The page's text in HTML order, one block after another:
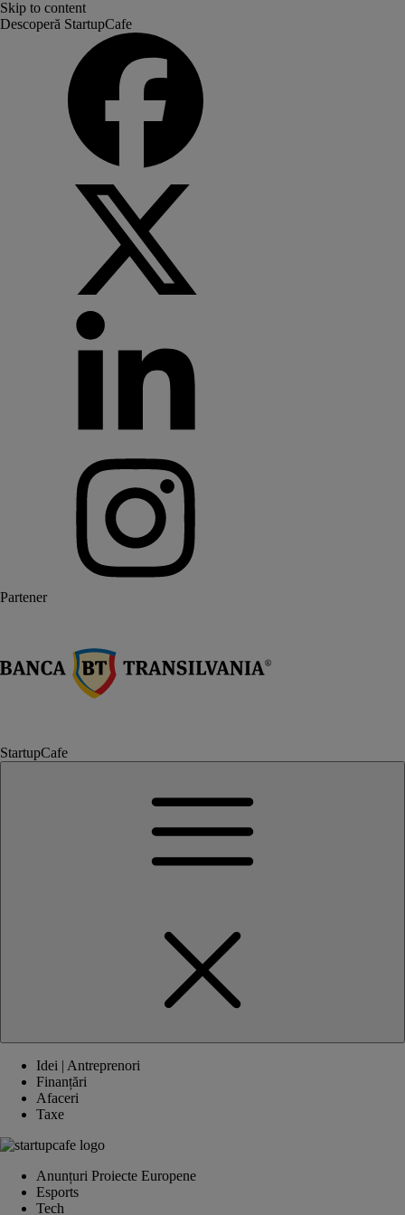
Skip to content
Descoperă StartupCafe
Partener
StartupCafe
Idei | Antreprenori
Finanțări
Afaceri
Taxe
Anunțuri Proiecte Europene
Esports
Tech